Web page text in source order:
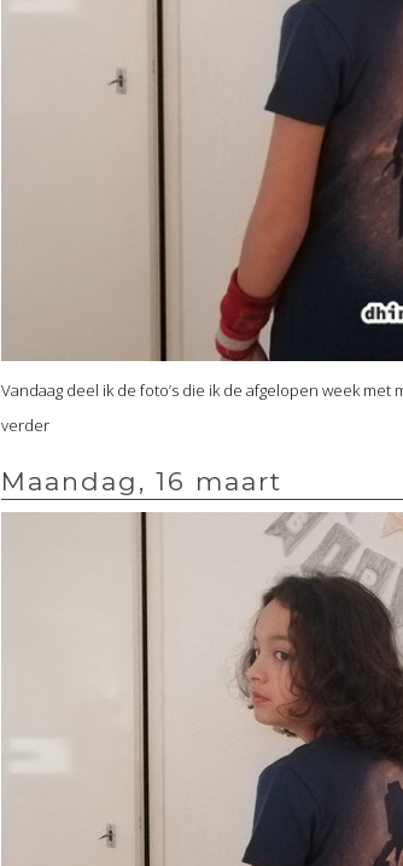
Vandaag deel ik de foto’s die ik de afgelopen week
verder
Maandag, 16 maart